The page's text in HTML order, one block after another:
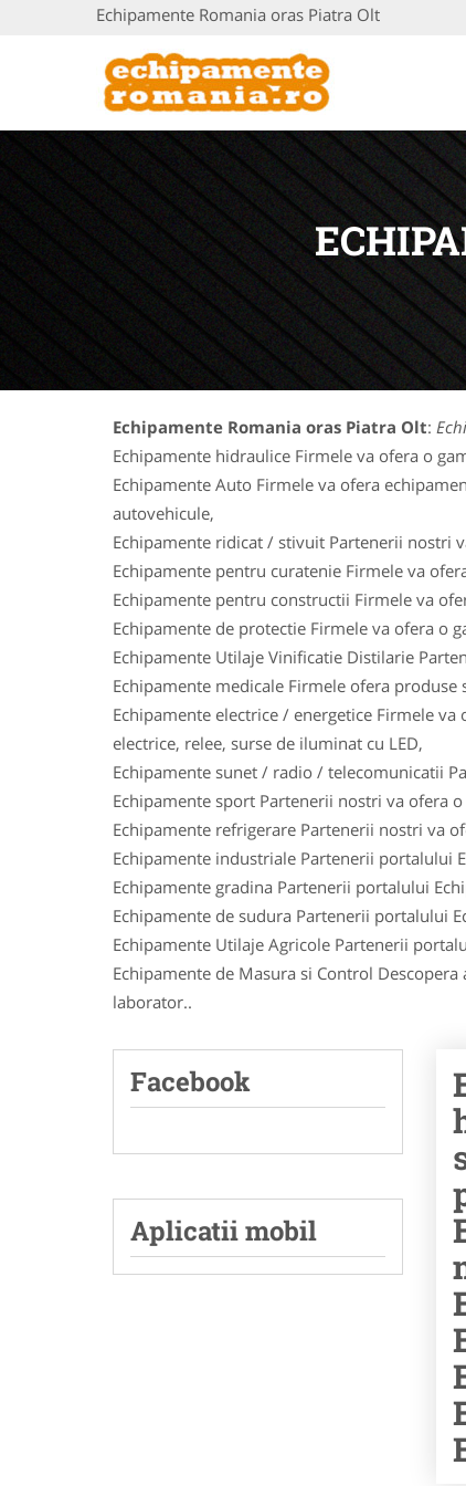
Echipamente Romania oras Piatra Olt
Echipamente Romania oras Piatra Olt:
Echipamente hidraulice Firmele va ofera o
Echipamente Auto Firmele va ofera
autovehicule,
Echipamente ridicat / stivuit Partenerii nostri
Echipamente pentru curatenie Firmele va
Echipamente pentru constructii Firmele va
Echipamente de protectie Firmele va ofera o
Echipamente Utilaje Vinificatie Distilarie
Echipamente medicale Firmele ofera
Echipamente electrice / energetice Firmele
electrice, relee, surse de iluminat cu LED,
Echipamente sunet / radio / telecomunicatii
Echipamente sport Partenerii nostri va ofera
Echipamente refrigerare Partenerii nostri va
Echipamente industriale Partenerii portalului
Echipamente gradina Partenerii portalului
Echipamente de sudura Partenerii portalului
Echipamente Utilaje Agricole Partenerii
Echipamente de Masura si Control
laborator..
Facebook
Aplicatii mobil